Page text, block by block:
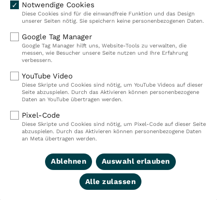
werden die übermittelten Daten
Beschäftigungsverhältnisses
Vorschriften gespeichert. Wird
Bewerber geschlossen, so
nach Bekanntgabe der
einer Löschung keine sonstigen
entgegenstehen. Sonstiges
beispielsweise eine Beweispflicht
Allgemeinen
Die Datenverarbeitung erfolgt
Notwendige Cookies
Diese Cookies sind für die einwandfreie Funktion und das Design
unserer Seiten nötig. Sie speichern keine personenbezogenen Daten.
Google Tag Manager
Google Tag Manager hilft uns, Website-Tools zu verwalten, die
messen, wie Besucher unsere Seite nutzen und Ihre Erfahrung
verbessern.
YouTube Video
Diese Skripte und Cookies sind nötig, um YouTube Videos auf dieser
Seite abzuspielen. Durch das Aktivieren können personenbezogene
Daten an YouTube übertragen werden.
Pixel-Code
Diese Skripte und Cookies sind nötig, um Pixel-Code auf dieser Seite
abzuspielen. Durch das Aktivieren können personenbezogene Daten
an Meta übertragen werden.
Ablehnen Auswahl erlauben
Alle zulassen